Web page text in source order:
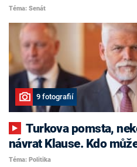
Téma: Senát
9 fotografií
Turkova pomsta, nekonfliktní Havlíček i
návrat Klause. Kdo
Téma: Politika